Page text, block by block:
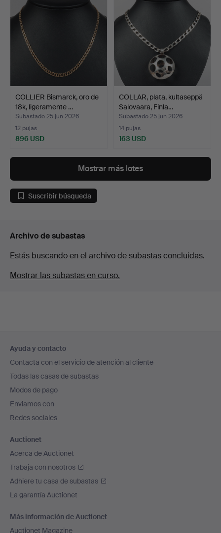
COLLIER Bismarck, oro de
18k, ligeramente …
Subastado 25 jun 2026
12 pujas
896 USD
COLLAR, plata, kultaseppä
Salovaara, Finla…
Subastado 25 jun 2026
14 pujas
163 USD
Mostrar más lotes
Suscribir búsqueda
Archivo de subastas
Estás buscando en el archivo de subastas concluidas.
Mostrar las subastas en curso.
en
el
pie
de
página
Ayuda y contacto
Contacta con el servicio de atención al cliente
Todas las casas de subastas
Modos de pago
Enviamos con
Redes sociales
Auctionet
Acerca de Auctionet
Trabaja con nosotros
Adhiere tu casa de subastas
La garantía Auctionet
Más información de Auctionet
Auctionet Magazine